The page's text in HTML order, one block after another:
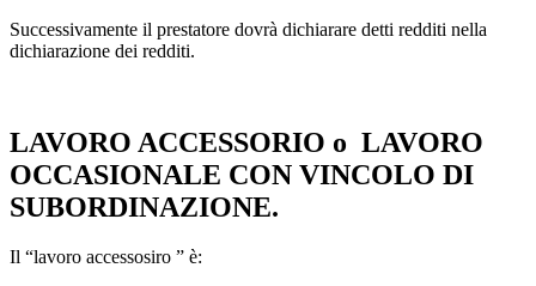
Successivamente il prestatore dovrà dichiarare detti redditi nella
dichiarazione dei redditi.
LAVORO ACCESSORIO o LAVORO
OCCASIONALE CON VINCOLO DI
SUBORDINAZIONE.
Il “lavoro accessosiro ” è: